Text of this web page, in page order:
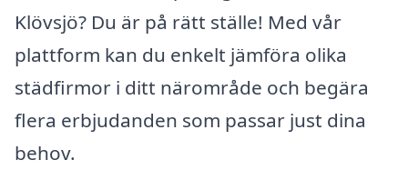
Klövsjö? Du är på rätt ställe! Med vår
plattform kan du enkelt jämföra olika
städfirmor i ditt närområde och begära
flera erbjudanden som passar just dina
behov.